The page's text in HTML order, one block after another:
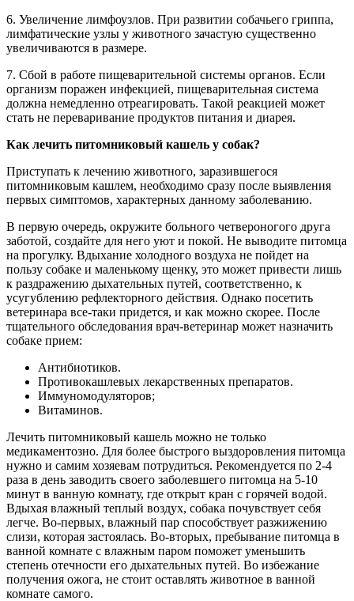
6. Увеличение лимфоузлов. При развитии собачьего гриппа,
лимфатические узлы у животного зачастую существенно
увеличиваются в размере.
7. Сбой в работе пищеварительной системы органов. Если
организм поражен инфекцией, пищеварительная система
должна немедленно отреагировать. Такой реакцией может
стать не переваривание продуктов питания и диарея.
Как лечить питомниковый кашель у собак?
Приступать к лечению животного, заразившегося
питомниковым кашлем, необходимо сразу после выявления
первых симптомов, характерных данному заболеванию.
В первую очередь, окружите больного четвероногого друга
заботой, создайте для него уют и покой. Не выводите питомца
на прогулку. Вдыхание холодного воздуха не пойдет на
пользу собаке и маленькому щенку, это может привести лишь
к раздражению дыхательных путей, соответственно, к
усугублению рефлекторного действия. Однако посетить
ветеринара все-таки придется, и как можно скорее. После
тщательного обследования врач-ветеринар может назначить
собаке прием:
Антибиотиков.
Противокашлевых лекарственных препаратов.
Иммуномодуляторов;
Витаминов.
Лечить питомниковый кашель можно не только
медикаментозно. Для более быстрого выздоровления питомца
нужно и самим хозяевам потрудиться. Рекомендуется по 2-4
раза в день заводить своего заболевшего питомца на 5-10
минут в ванную комнату, где открыт кран с горячей водой.
Вдыхая влажный теплый воздух, собака почувствует себя
легче. Во-первых, влажный пар способствует разжижению
слизи, которая застоялась. Во-вторых, пребывание питомца в
ванной комнате с влажным паром поможет уменьшить
степень отечности его дыхательных путей. Во избежание
получения ожога, не стоит оставлять животное в ванной
комнате самого.